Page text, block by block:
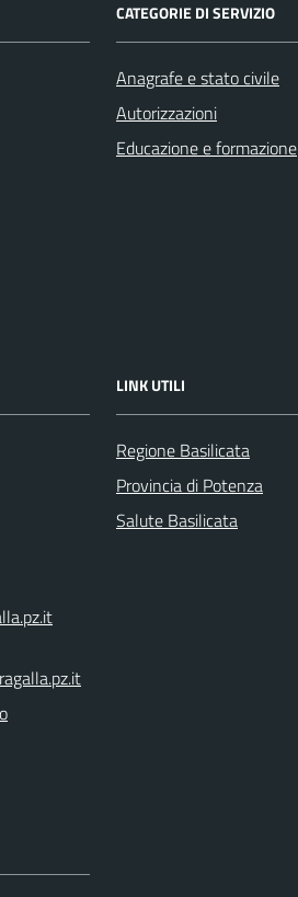
CATEGORIE DI SERVIZIO
Anagrafe e stato civile
Autorizzazioni
Educazione e formazione
LINK UTILI
Regione Basilicata
Provincia di Potenza
Salute Basilicata